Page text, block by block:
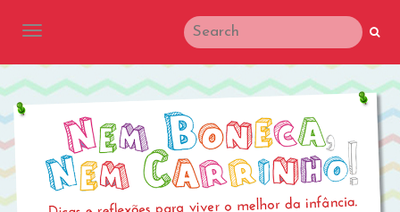
TOGGLE NAVIGATION